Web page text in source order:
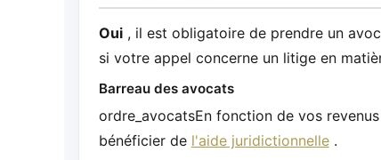
Oui, il est obligatoire de prendre un
si votre appel concerne un litige en
Barreau des avocats
ordre_avocatsEn fonction de vos
bénéficier de l'aide juridictionnelle.